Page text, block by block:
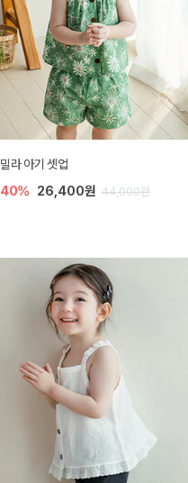
밀라 아기 셋업
40% 26,400원 44,000원